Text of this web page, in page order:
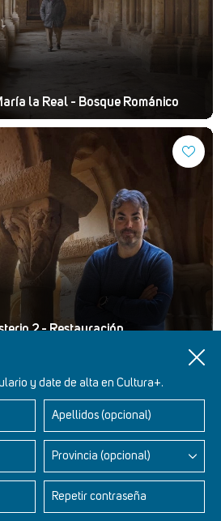
y date de alta en Cultura+.
Apellidos (opcional)
Provincia (opcional)
Repetir contraseña
la Real - Bosque Románico
2 - Restauración
Este de León